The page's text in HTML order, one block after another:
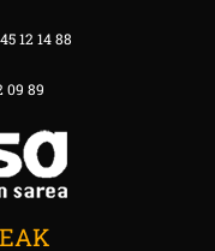
12 14 88
09 89